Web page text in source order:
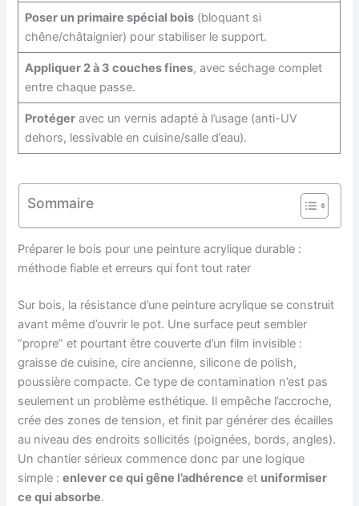
Poser un primaire spécial bois(bloquant si
chêne/châtaignier) pour stabiliser le support.
Appliquer 2 à 3 couches fines, avec séchage complet
entre chaque passe.
Protégeravec un vernis adapté à l’usage (anti-UV
dehors, lessivable en cuisine/salle d’eau).
Sommaire
Préparer le bois pour une peinture acrylique durable :
méthode fiable et erreurs qui font tout rater
Sur bois, la résistance d’une peinture acrylique se construit
avant même d’ouvrir le pot. Une surface peut sembler
“propre” et pourtant être couverte d’un film invisible :
graisse de cuisine, cire ancienne, silicone de polish,
poussière compacte. Ce type de contamination n’est pas
seulement un problème esthétique. Il empêche l’accroche,
crée des zones de tension, et finit par générer des écailles
au niveau des endroits sollicités (poignées, bords, angles).
Un chantier sérieux commence donc par une logique
simple :enlever ce qui gêne l’adhérence et uniformiser
ce qui absorbe.